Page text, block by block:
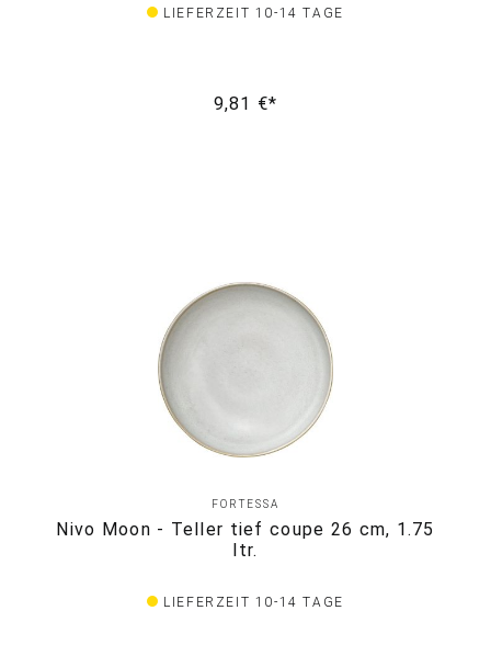
LIEFERZEIT 10-14 TAGE
9,81 €*
FORTESSA
Nivo Moon - Teller tief coupe 26 cm, 1.75
ltr.
LIEFERZEIT 10-14 TAGE